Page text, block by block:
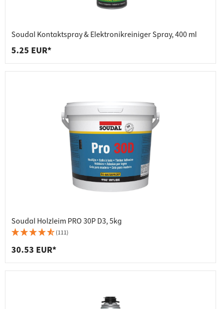
Soudal Kontaktspray & Elektronikreiniger Spray, 400 ml
5.25 EUR*
Soudal Holzleim PRO 30P D3, 5kg
(111)
30.53 EUR*